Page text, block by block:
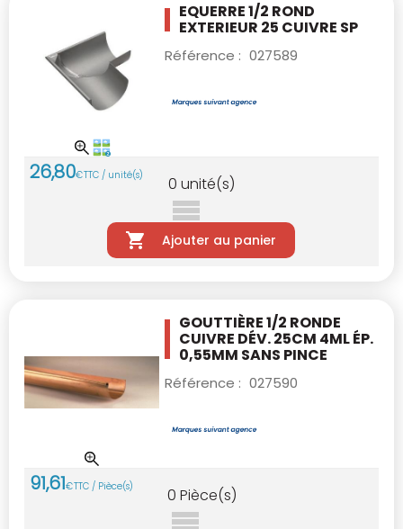
EQUERRE 1/2 ROND
EXTERIEUR 25 CUIVRE SP
Référence : 027589
26,80€TTC / unité(s) 0 unité(s)
Ajouter au panier
GOUTTIÈRE 1/2 RONDE
CUIVRE DÉV. 25CM 4MLÉP.
0,55MM SANS PINCE
Référence : 027590
91,61€TTC / Pièce(s) 0 Pièce(s)